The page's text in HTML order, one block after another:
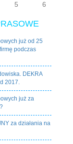
5 6
już od 25
podczas
DEKRA
2017.
już za
za działania na